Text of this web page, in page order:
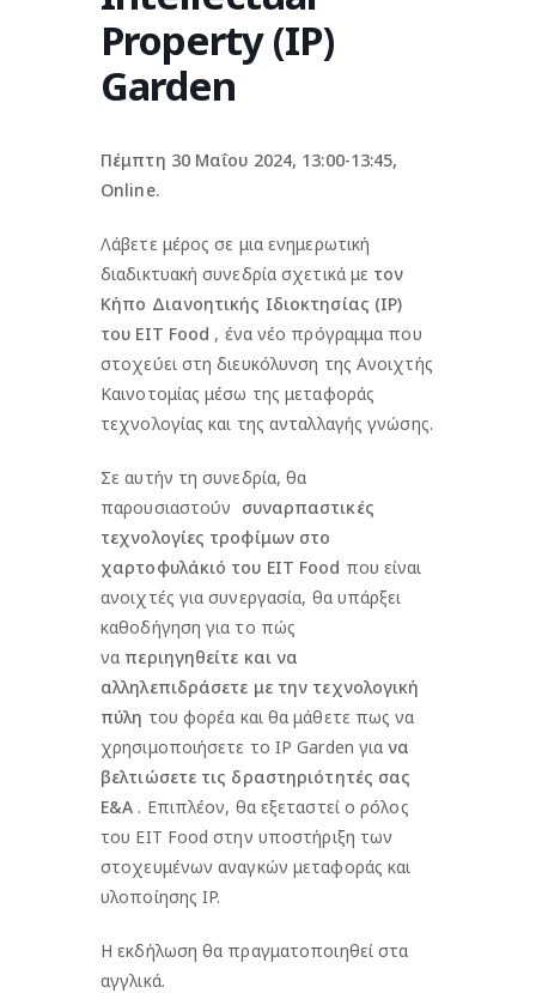
Property (IP)
Garden
Πέμπτη 30 Μαΐου 2024, 13:00-13:45,
Online.
Λάβετε μέρος σε μια ενημερωτική
διαδικτυακή συνεδρία σχετικά με τον
Κήπο Διανοητικής Ιδιοκτησίας (IP)
του EIT Food , ένα νέο πρόγραμμα που
στοχεύει στη διευκόλυνση της Ανοιχτής
Καινοτομίας μέσω της μεταφοράς
τεχνολογίας και της ανταλλαγής γνώσης.
Σε αυτήν τη συνεδρία, θα
παρουσιαστούν συναρπαστικές
τεχνολογίες τροφίμων στο
χαρτοφυλάκιό του EIT Food που είναι
ανοιχτές για συνεργασία, θα υπάρξει
καθοδήγηση για το πώς
να περιηγηθείτε και να
αλληλεπιδράσετε με την τεχνολογική
πύλη του φορέα και θα μάθετε πως να
χρησιμοποιήσετε το IP Garden γιανα
βελτιώσετε τις δραστηριότητές σας
Ε&Α . Επιπλέον, θα εξεταστεί ο ρόλος
του EIT Food στην υποστήριξη των
στοχευμένων αναγκών μεταφοράς και
υλοποίησης IP.
Η εκδήλωση θα πραγματοποιηθεί στα
αγγλικά.